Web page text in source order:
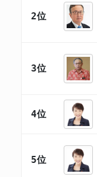
2位
3位
4位
5位